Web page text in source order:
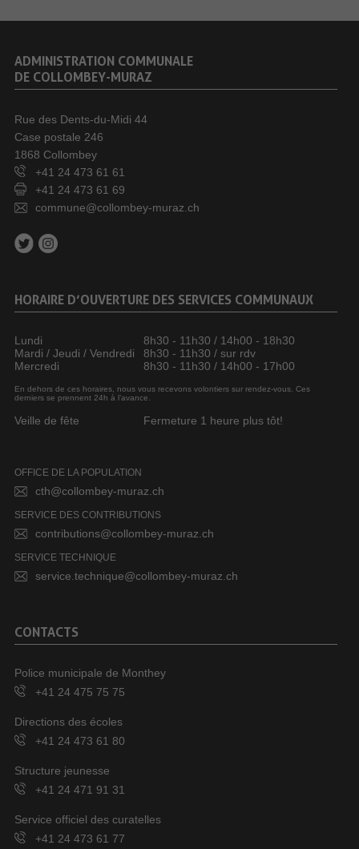
ADMINISTRATION COMMUNALE
DE COLLOMBEY-MURAZ
Rue des Dents-du-Midi 44
Case postale 246
1868 Collombey
+41 24 473 61 61
+41 24 473 61 69
commune@collombey-muraz.ch
HORAIRE D’OUVERTURE DES SERVICES COMMUNAUX
Lundi
8h30 - 11h30 / 14h00 - 18h30
Mardi / Jeudi / Vendredi
8h30 - 11h30 / sur rdv
Mercredi
8h30 - 11h30 / 14h00 - 17h00
En dehors de ces horaires, nous vous recevons volontiers sur rendez-vous. Ces
derniers se prennent 24h à l’avance.
Veille de fête Fermeture 1 heure plus tôt!
OFFICE DE LA POPULATION
cth@collombey-muraz.ch
SERVICE DES CONTRIBUTIONS
contributions@collombey-muraz.ch
SERVICE TECHNIQUE
service.technique@collombey-muraz.ch
CONTACTS
Police municipale de Monthey
+41 24 475 75 75
Directions des écoles
+41 24 473 61 80
Structure jeunesse
+41 24 471 91 31
Service officiel des curatelles
+41 24 473 61 77